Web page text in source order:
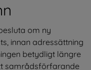
om ny
innan adressättning
betydligt längre
samrådsförfarande